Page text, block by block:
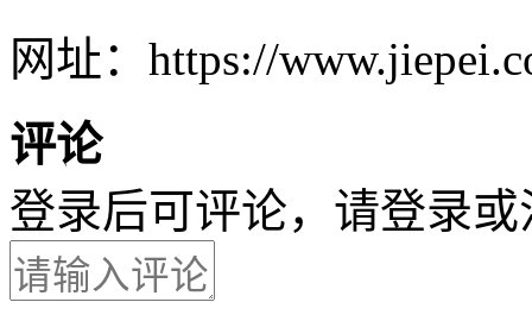
网址：https://
评论
登录后可评论，请登录或